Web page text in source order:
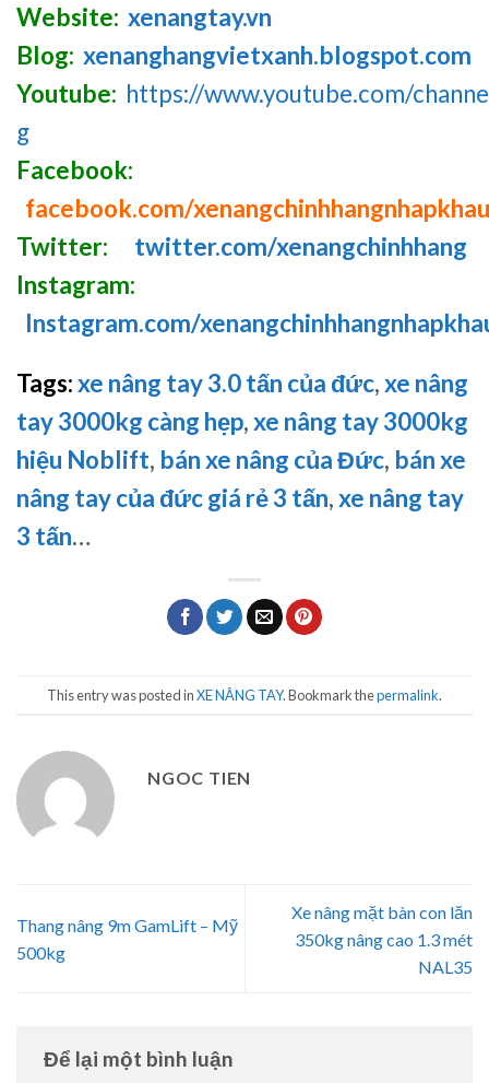
Website: xenangtay.vn
Blog: xenanghangvietxanh.blogspot.com
Youtube: https://www.youtube.com/
g
Facebook:
facebook.com/xenangchinhhangnhapkhau
Twitter:
twitter.com/xenangchinhhang
Instagram:
Instagram.com/
Tags:xe nâng tay 3.0 tấn của đức,xe nâng
tay 3000kg càng hẹp,xe nâng tay 3000kg
hiệu Noblift, bán xe nâng của Đức, bán xe
nâng tay của đức giá rẻ 3 tấn,xe nâng tay
3 tấn…
This entry was posted inXE NÂNG TAY. Bookmark thepermalink.
NGOC TIEN
Thang nâng 9m GamLift – Mỹ
500kg
Xe nâng mặt bàn con lăn
350kg nâng cao 1.3 mét
NAL35
Để lại một bình luận